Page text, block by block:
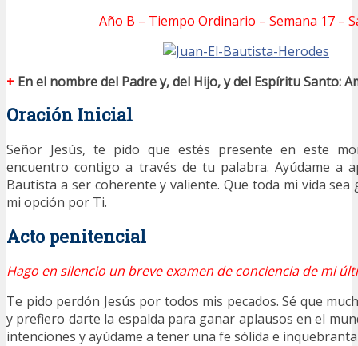
Año B – Tiempo Ordinario – Semana 17 –
+ En el nombre del Padre y, del Hijo, y del Espíritu Santo:
Oración Inicial
Señor Jesús, te pido que estés presente en este
encuentro contigo a través de tu palabra. Ayúdame a
Bautista a ser coherente y valiente. Que toda mi vida
mi opción por Ti.
Acto penitencial
Hago en silencio un breve examen de conciencia de mi
Te pido perdón Jesús por todos mis pecados. Sé que
y prefiero darte la espalda para ganar aplausos en el
intenciones y ayúdame a tener una fe sólida e